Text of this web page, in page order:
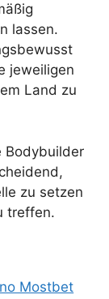
lassen.
jeweiligen
Land zu
Bodybuilder
zu setzen
treffen.
Mostbet